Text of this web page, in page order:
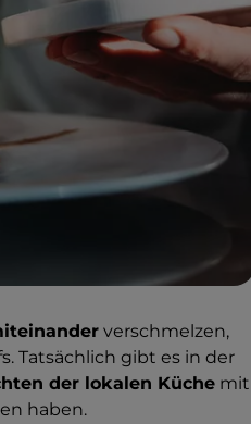
verschmelzen,
Tatsächlich gibt es in der
der lokalen Küche mit
haben.